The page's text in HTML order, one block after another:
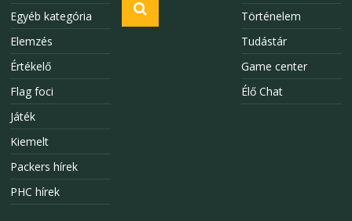
Egyéb kategória
Elemzés
Értékelő
Flag foci
Játék
Kiemelt
Packers hírek
PHC hírek
Történelem
Tudástár
Game center
Élő Chat